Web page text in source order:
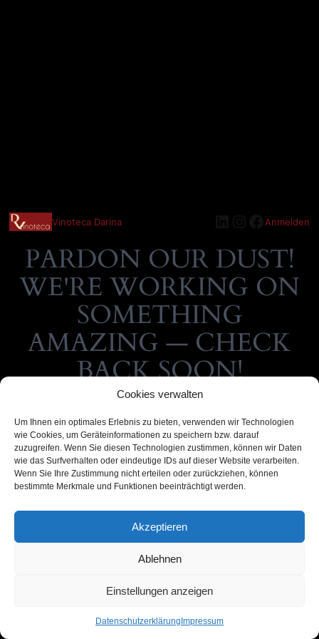
Cookies verwalten
Um Ihnen ein optimales Erlebnis zu bieten, verwenden wir Technologien
wie Cookies, um Geräteinformationen zu speichern bzw. darauf
zuzugreifen. Wenn Sie diesen Technologien zustimmen, können wir Daten
wie das Surfverhalten oder eindeutige IDs auf dieser Website verarbeiten.
Wenn Sie Ihre Zustimmung nicht erteilen oder zurückziehen, können
bestimmte Merkmale und Funktionen beeinträchtigt werden.
Akzeptieren
Ablehnen
Einstellungen anzeigen
Datenschutzerklärung Impressum
Vinoteca Darina LinkedIn
Instagram
Anmelden
PARDON OUR DUST!
WE'RE WORKING ON
SOMETHING
AMAZING — CHECK
BACK SOON!